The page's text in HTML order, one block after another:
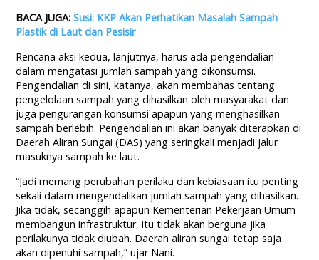
BACA JUGA:Susi: KKP Akan Perhatikan Masalah Sampah
Plastik di Laut dan Pesisir
Rencana aksi kedua, lanjutnya, harus ada pengendalian
dalam mengatasi jumlah sampah yang dikonsumsi.
Pengendalian di sini, katanya, akan membahas tentang
pengelolaan sampah yang dihasilkan oleh masyarakat dan
juga pengurangan konsumsi apapun yang menghasilkan
sampah berlebih. Pengendalian ini akan banyak diterapkan di
Daerah Aliran Sungai (DAS) yang seringkali menjadi jalur
masuknya sampah ke laut.
“Jadi memang perubahan perilaku dan kebiasaan itu penting
sekali dalam mengendalikan jumlah sampah yang dihasilkan.
Jika tidak, secanggih apapun Kementerian Pekerjaan Umum
membangun infrastruktur, itu tidak akan berguna jika
perilakunya tidak diubah. Daerah aliran sungai tetap saja
akan dipenuhi sampah,” ujar Nani.